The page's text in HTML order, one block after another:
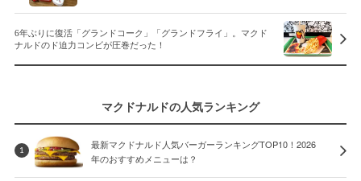
6年ぶりに復活「グランドコーク」「グランドフライ」。マクド
ナルドのド迫力コンビが圧巻だった！
マクドナルドの人気ランキング
1
最新マクドナルド人気バーガーランキングTOP10！2026
年のおすすめメニューは？